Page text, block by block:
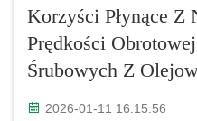
Korzyści Płynące Z
Prędkości
Śrubowych Z
2026-01-11 16:15:56